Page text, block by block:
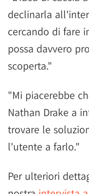
declinarla
cercando di fare
possa davvero
scoperta."
"Mi piacerebbe
Nathan Drake a
trovare le
l'utente a farlo."
Per ulteriori